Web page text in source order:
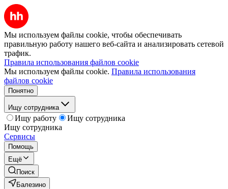
Мы используем файлы cookie, чтобы обеспечивать
правильную работу нашего веб-сайта и анализировать сетевой
трафик.
Правила использования файлов cookie
Мы используем файлы cookie. Правила использования
файлов cookie
Понятно
Ищу сотрудника
Ищу работу
Ищу сотрудника
Ищу сотрудника
Сервисы
Помощь
Ещё
Поиск
Балезино